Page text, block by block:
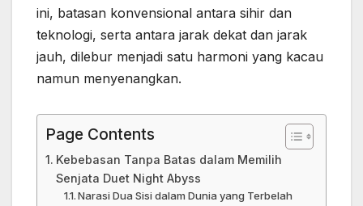
ini, batasan konvensional antara sihir dan
teknologi, serta antara jarak dekat dan jarak
jauh, dilebur menjadi satu harmoni yang kacau
namun menyenangkan.
Page Contents
Kebebasan Tanpa Batas dalam Memilih
Senjata Duet Night Abyss
Narasi Dua Sisi dalam Dunia yang Terbelah